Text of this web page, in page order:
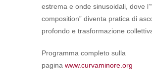
estrema e onde sinusoidali, dove
composition” diventa pratica di
profondo e trasformazione
Programma completo sulla
pagina www.curvaminore.org